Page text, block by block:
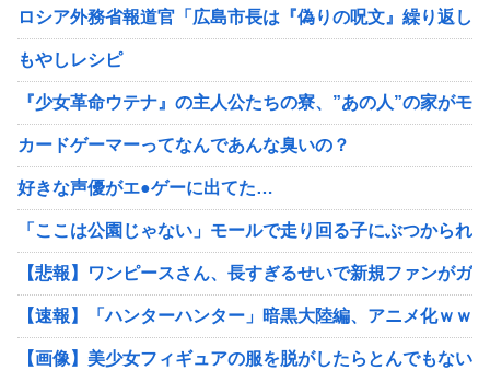
ロシア外務省報道官「広島市長は『偽りの呪文』繰り返し
もやしレシピ
『少女革命ウテナ』の主人公たちの寮、”あの人”の家がモ
カードゲーマーってなんであんな臭いの？
好きな声優がエ●ゲーに出てた…
「ここは公園じゃない」モールで走り回る子にぶつから
【悲報】ワンピースさん、長すぎるせいで新規ファンがガ
【速報】「ハンターハンター」暗黒大陸編、アニメ化ｗｗ
【画像】美少女フィギュアの服を脱がしたらとんでもない